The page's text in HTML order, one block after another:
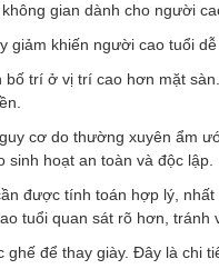
gian dành cho người
giảm khiến người cao tuổi
bố trí ở vị trí cao hơn mặt
cơ do thường xuyên ẩm
sinh hoạt an toàn và độc lập.
được tính toán hợp lý,
tuổi quan sát rõ hơn, tránh
để thay giày. Đây là chi